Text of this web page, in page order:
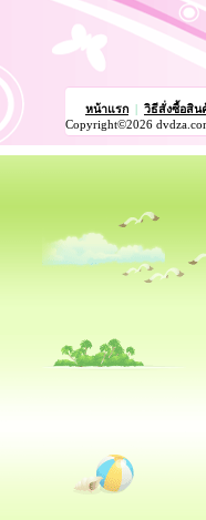
หน้าแรก
วิธีสั่งซื้อสิน
Copyright©2026